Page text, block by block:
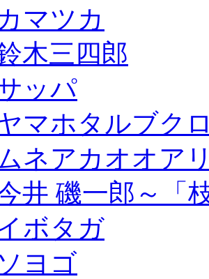
マツカ
木三四郎
ッパ
マホタルブク
ネアカオオア
井 磯一郎～「
ボタガ
ヨゴ